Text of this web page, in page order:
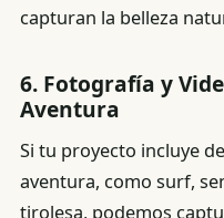
capturan la belleza
6. Fotografía y
Aventura
Si tu proyecto incluye
aventura, como surf,
tirolesa, podemos